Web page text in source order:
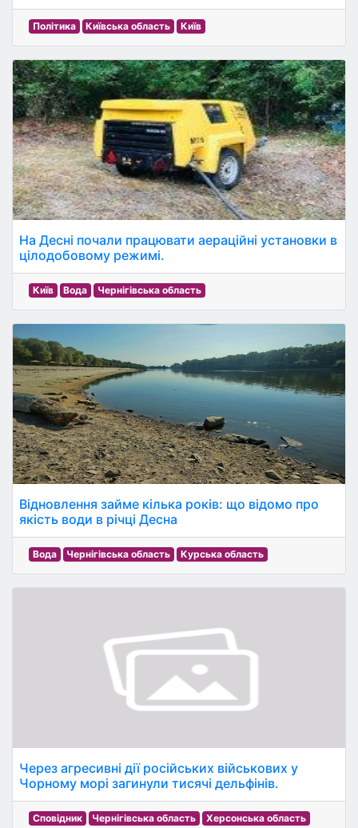
Політика Київська область Київ
На Десні почали працювати аераційні установки в
цілодобовому режимі.
Київ Вода Чернігівська область
Відновлення займе кілька років: що відомо про
якість води в річці Десна
Вода Чернігівська область Курська область
Через агресивні дії російських військових у
Чорному морі загинули тисячі дельфінів.
Сповідник Чернігівська область Херсонська область